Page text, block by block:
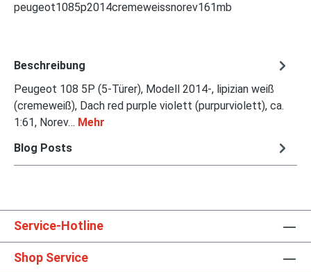
peugeot1085p2014cremeweissnorev161mb
Beschreibung
Peugeot 108 5P (5-Türer), Modell 2014-, lipizian weiß
(cremeweiß), Dach red purple violett (purpurviolett), ca.
1:61, Norev… Mehr
Blog Posts
Service-Hotline
Shop Service